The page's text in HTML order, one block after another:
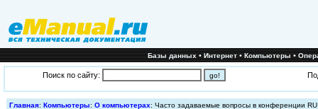
Базы данных•Интернет•Компьютеры•
Поиск по сайту:
Главная: Компьютеры: О компьютерах: Часто задаваемые вопpосы в конфеpенции